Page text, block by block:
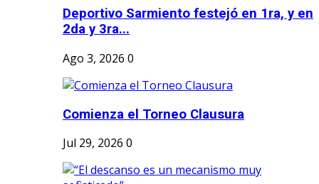
Deportivo Sarmiento festejó en 1ra, y en
2da y 3ra...
Ago 3, 2026 0
Comienza el Torneo Clausura
Jul 29, 2026 0